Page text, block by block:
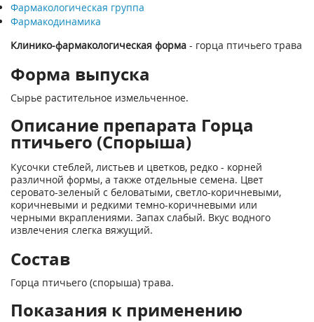
Фармакологическая группа
Фармакодинамика
Клинико-фармакологическая форма - горца птичьего трава
Форма выпуска
Сырье растительное измельченное.
Описание препарата Горца
птичьего (Спорыша)
Кусочки стеблей, листьев и цветков, редко - корней
различной формы, а также отдельные семена. Цвет
серовато-зеленый с беловатыми, светло-коричневыми,
коричневыми и редкими темно-коричневыми или
черными вкраплениями. Запах слабый. Вкус водного
извлечения слегка вяжущий.
Состав
Горца птичьего (спорыша) трава.
Показания к применению